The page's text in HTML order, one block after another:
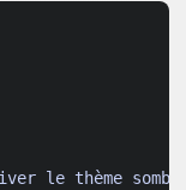
le thème